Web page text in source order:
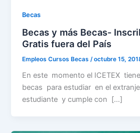
Becas
Becas y más Becas-
Gratis fuera del País
Empleos Cursos Becas /octubre 15,
En este momento el ICETEX
becas para estudiar en el
estudiante y cumple con […]